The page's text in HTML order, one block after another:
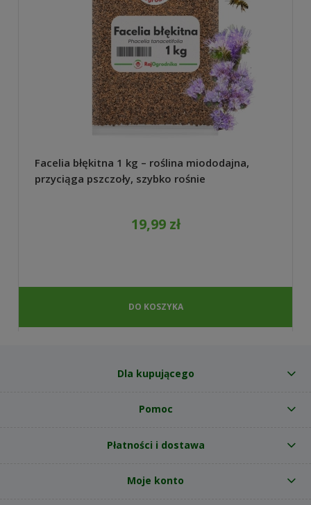
Facelia błękitna 1 kg – roślina miododajna,
przyciąga pszczoły, szybko rośnie
19,99 zł
DO KOSZYKA
Dla kupującego
Pomoc
Płatności i dostawa
Moje konto